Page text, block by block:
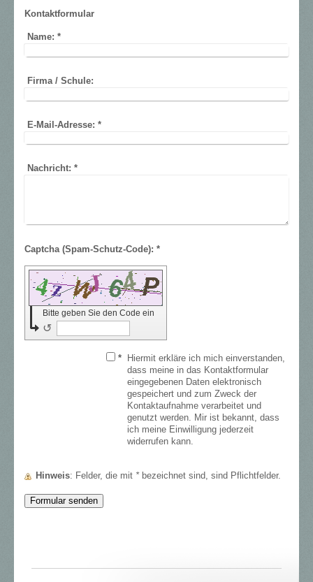
Kontaktformular
Name: *
Firma / Schule:
E-Mail-Adresse: *
Nachricht: *
Captcha (Spam-Schutz-Code): *
Bitte geben Sie den Code ein
↺
*
Hiermit erkläre ich mich einverstanden,
dass meine in das Kontaktformular
eingegebenen Daten elektronisch
gespeichert und zum Zweck der
Kontaktaufnahme verarbeitet und
genutzt werden. Mir ist bekannt, dass
ich meine Einwilligung jederzeit
widerrufen kann.
Hinweis : Felder, die mit *bezeichnet sind, sind Pflichtfelder.